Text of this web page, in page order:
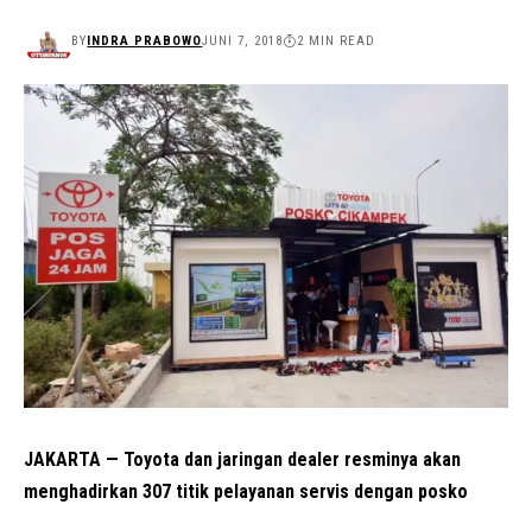
BYINDRA PRABOWOJUNI 7, 2018 2 MIN READ
JAKARTA — Toyota dan jaringan dealer resminya akan
menghadirkan 307 titik pelayanan servis dengan posko